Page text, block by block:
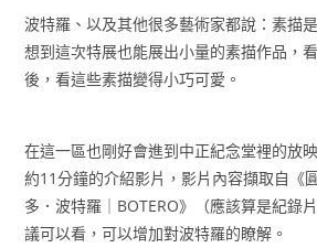
波特羅、以及其他很多藝術家都說：素描
想到這次特展也能展出小量的素描作品，
後，看這些素描變得小巧可愛。
在這一區也剛好會進到中正紀念堂裡的放
約11分鐘的介紹影片，影片內容擷取自《
多．波特羅｜BOTERO》（應該算是紀錄
議可以看，可以增加對波特羅的瞭解。